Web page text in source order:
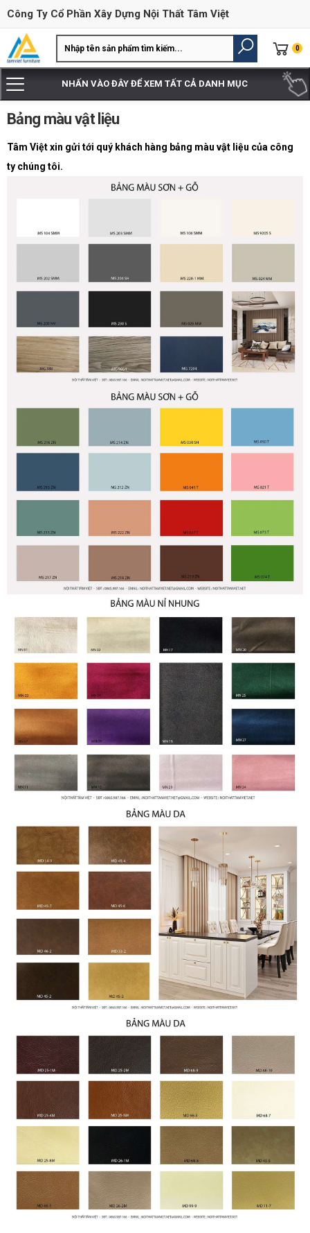
Công Ty Cổ Phần Xây Dựng Nội Thất Tâm Việt
0
NHẤN VÀO ĐÂY ĐỂ XEM TẤT CẢ DANH MỤC
Trang Chủ Bảng Màu Vật Liệu
Bảng màu vật liệu
Tâm Việt xin gửi tới quý khách hàng bảng màu vật liệu của công
ty chúng tôi.